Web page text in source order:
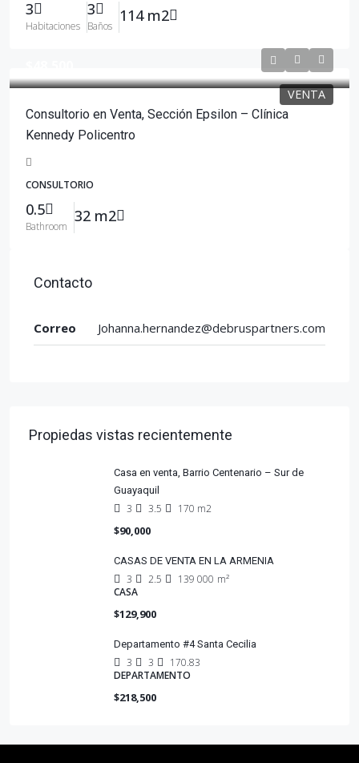
3
Habitaciones
3
Baños
114 m2
VENTA
Consultorio en Venta, Sección Epsilon – Clínica
Kennedy Policentro
CONSULTORIO
0.5
Bathroom
32 m2
Contacto
Correo Johanna.hernandez@debruspartners.com
Propiedas vistas recientemente
Casa en venta, Barrio Centenario – Sur de
Guayaquil
3 3.5 170 m2
$90,000
CASAS DE VENTA EN LA ARMENIA
3 2.5 139 000 m²
CASA
$129,900
Departamento #4 Santa Cecilia
3 3
170.83
DEPARTAMENTO
$218,500